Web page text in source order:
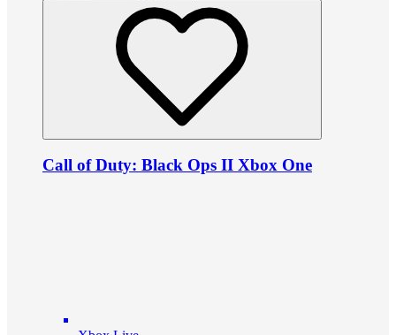
Call of Duty: Black Ops II Xbox One